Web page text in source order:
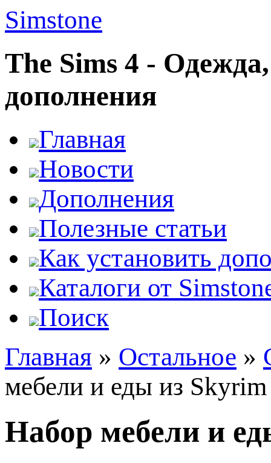
Simstone
The Sims 4 -
дополнения
Главная
Новости
Дополнения
Полезные статьи
Как установить
Каталоги от
Поиск
Главная » Остальное »
мебели и еды из
Набор мебели и